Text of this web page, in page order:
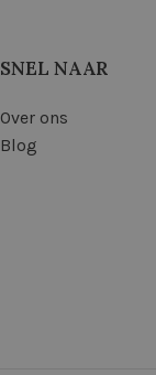
SNEL NAAR
Over ons
Blog